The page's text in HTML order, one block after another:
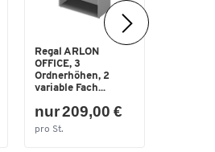
Regal ARLON
OFFICE, 3
Ordnerhöhen, 2
variable Fach...
nur 209,00 €
pro St.